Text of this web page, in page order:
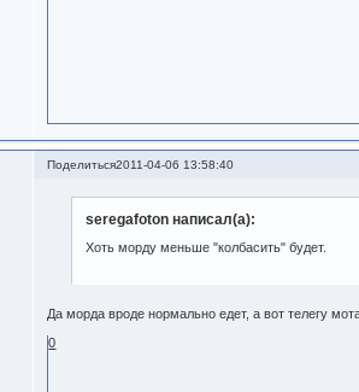
Поделиться2011-04-06 13:58:40
seregafoton написал(а):
Хоть морду меньше "колбасить" будет.
Да морда вроде нормально едет, а вот телегу
0